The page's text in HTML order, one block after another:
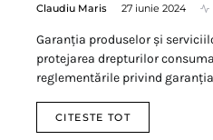
Claudiu Maris 27 iunie 2024
Garanția produselor și
protejarea drepturilor
reglementările privind
CITESTE TOT